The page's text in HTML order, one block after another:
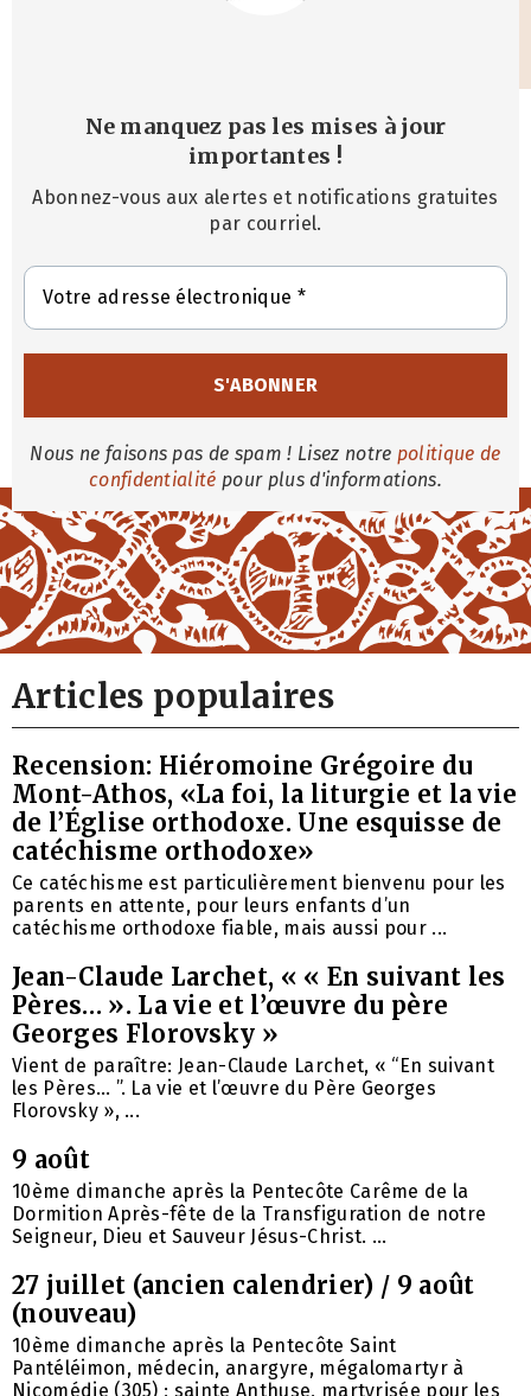
Ne manquez pas les mises à jour
importantes !
Abonnez-vous aux alertes et notifications gratuites
par courriel.
Nous ne faisons pas de spam ! Lisez notre politique de
confidentialité pour plus d'informations.
Articles populaires
Recension: Hiéromoine Grégoire du
Mont-Athos, «La foi, la liturgie et la vie
de l’Église orthodoxe. Une esquisse de
catéchisme orthodoxe»
Ce catéchisme est particulièrement bienvenu pour les
parents en attente, pour leurs enfants d’un
catéchisme orthodoxe fiable, mais aussi pour ...
Jean-Claude Larchet, « « En suivant les
Pères… ». La vie et l’œuvre du père
Georges Florovsky »
Vient de paraître: Jean-Claude Larchet, « “En suivant
les Pères… ”. La vie et l’œuvre du Père Georges
Florovsky », ...
9 août
10ème dimanche après la Pentecôte Carême de la
Dormition Après-fête de la Transfiguration de notre
Seigneur, Dieu et Sauveur Jésus-Christ. ...
27 juillet (ancien calendrier) / 9 août
(nouveau)
10ème dimanche après la Pentecôte Saint
Pantéléimon, médecin, anargyre, mégalomartyr à
Nicomédie (305) ; sainte Anthuse, martyrisée pour les